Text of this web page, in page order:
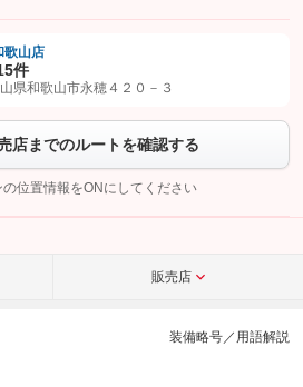
を友だち追加してから「許可する」ボタンを押
ンをタップして問い合わせを
こちら
山店
件
県和歌山市永穂４２０－３
店までのルートを確認する
位置情報をONにしてください
販売店
装備略号／用語解説